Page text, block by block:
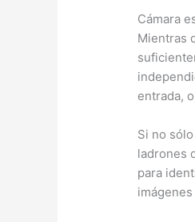
Cámara
Mientras
entrada,
Si no
ladrones
para